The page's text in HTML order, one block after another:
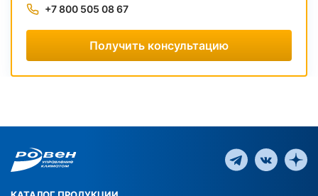
+7 800 505 08 67
Получить консультацию